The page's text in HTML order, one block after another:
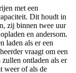
met een
Dit houdt in
zij binnen twee uur
en andersom.
laden als er een
vraagt om een
ontladen als er
weer of als de